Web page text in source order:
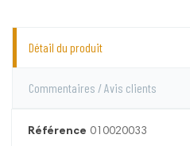
Détail du produit
Commentaires / Avis clients
Référence 010020033